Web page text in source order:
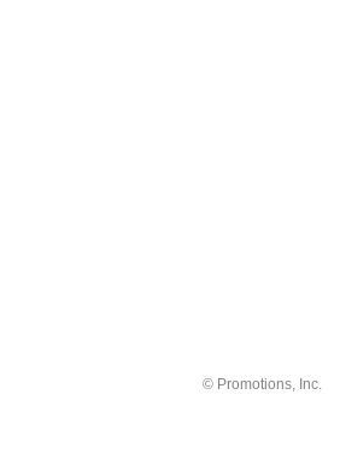
© Promotions, Inc.